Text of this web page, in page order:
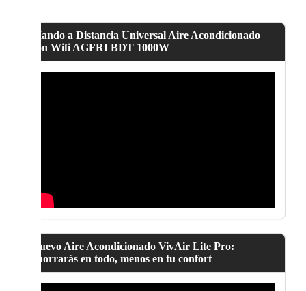
Mando a Distancia Universal Aire Acondicionado
con Wifi AGFRI BDT 1000W
Nuevo Aire Acondicionado VivAir Lite Pro:
ahorrarás en todo, menos en tu confort